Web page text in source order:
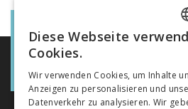
Diese Webseite
Cookies.
Wir verwenden Cookies, um Inhalte
Anzeigen zu personalisieren und
Datenverkehr zu analysieren. Wir